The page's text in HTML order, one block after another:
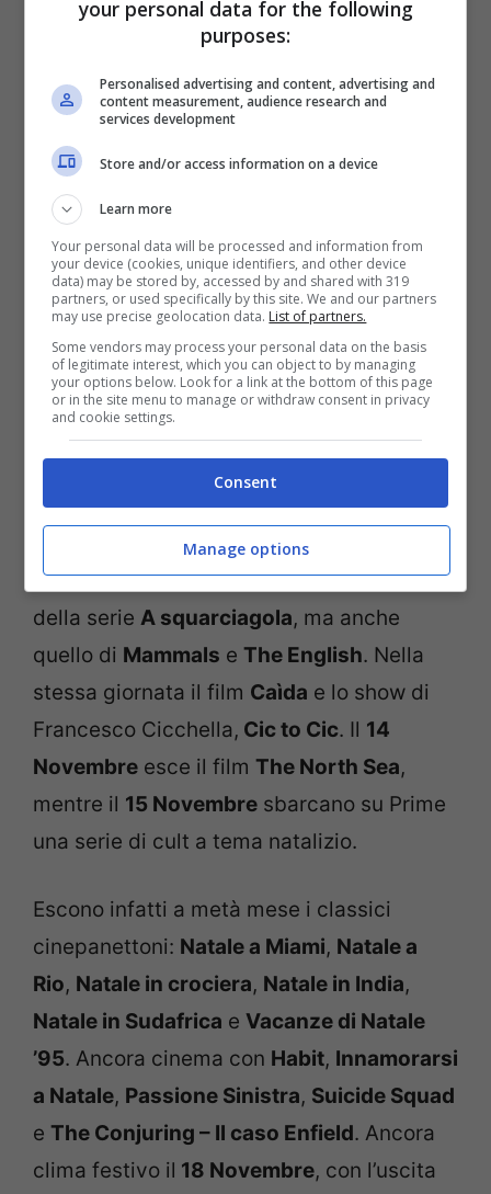
Celebrity Hunted 3 Prime Video (Foto Instagram)
Il
seconda stagione diBreathe – Nell’ombra,
10 Novembreè disponibile il film
Autumn Beat. L’11 Novembreil debutto
della serie A squarciagola, ma anche
quello di Mammals e The English. Nella
stessa giornata il film Caìda e lo show di
Francesco Cicchella, Cic to Cic. Il 14
Novembre esce il film The North Sea,
mentre il 15 Novembre sbarcano su Prime
una serie di cult a tema natalizio.
Escono infatti a metà mese i classici
cinepanettoni: Natale a Miami, Natale a
Rio, Natale in crociera, Natale in India,
Natale in Sudafrica e Vacanze di Natale
’95. Ancora cinema con Habit, Innamorarsi
a Natale, Passione Sinistra, Suicide Squad
e The Conjuring – Il caso Enfield. Ancora
clima festivo il 18 Novembre, con l’uscita
your personal data for the following
purposes:
Personalised advertising and content, advertising and
content measurement, audience research and
services development
Store and/or access information on a device
Learn more
Your personal data will be processed and information from
your device (cookies, unique identifiers, and other device
data) may be stored by, accessed by and shared with 319
partners, or used specifically by this site. We and our partners
may use precise geolocation data. List of partners.
Some vendors may process your personal data on the basis
of legitimate interest, which you can object to by managing
your options below. Look for a link at the bottom of this page
or in the site menu to manage or withdraw consent in privacy
and cookie settings.
Consent
Manage options